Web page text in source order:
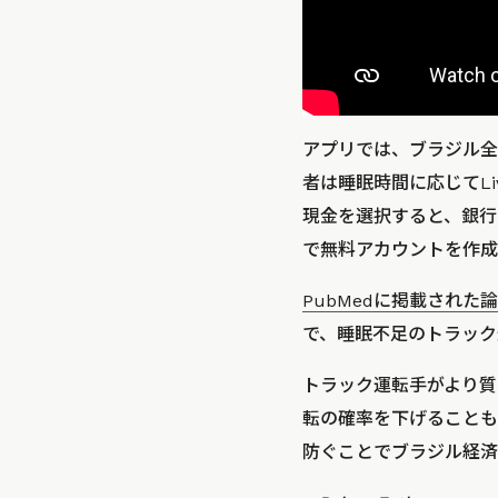
アプリでは、ブラジル
者は睡眠時間に応じて
現金を選択すると、銀
で無料アカウントを作
PubMedに掲載された
で、睡眠不足のトラッ
トラック運転手がより
転の確率を下げること
防ぐことでブラジル経